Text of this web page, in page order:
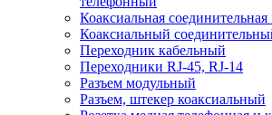
Коаксиальная
Коаксиальный
Переходник кабельный
Переходники RJ-45, RJ-14
Разъем модульный
Разъем, штекер коаксиальный